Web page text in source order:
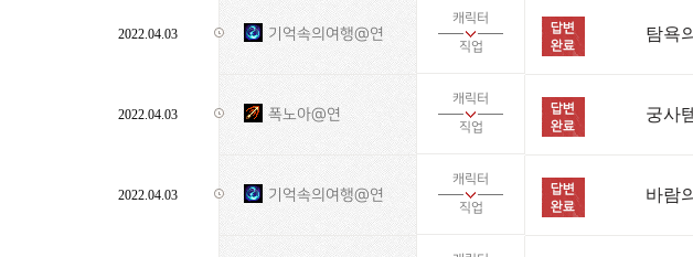
2022.04.03 기억속의여행@연
캐릭터
직업
탐욕
2022.04.03 폭노아@연
캐릭터
직업
궁사
2022.04.03 기억속의여행@연
캐릭터
직업
바람